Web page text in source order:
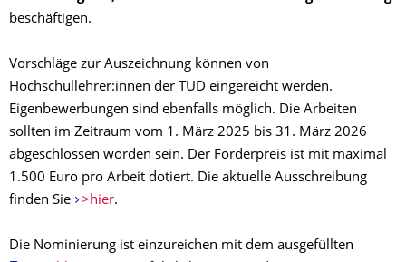
beschäftigen.
Vorschläge zur Auszeichnung können von
Hochschullehrer:innen der TUD eingereicht werden.
Eigenbewerbungen sind ebenfalls möglich. Die Arbeiten
sollten im Zeitraum vom 1. März 2025 bis 31. März 2026
abgeschlossen worden sein. Der Förderpreis ist mit maximal
1.500 Euro pro Arbeit dotiert. Die aktuelle Ausschreibung
finden Sie
>hier.
Die Nominierung ist einzureichen mit dem ausgefüllten